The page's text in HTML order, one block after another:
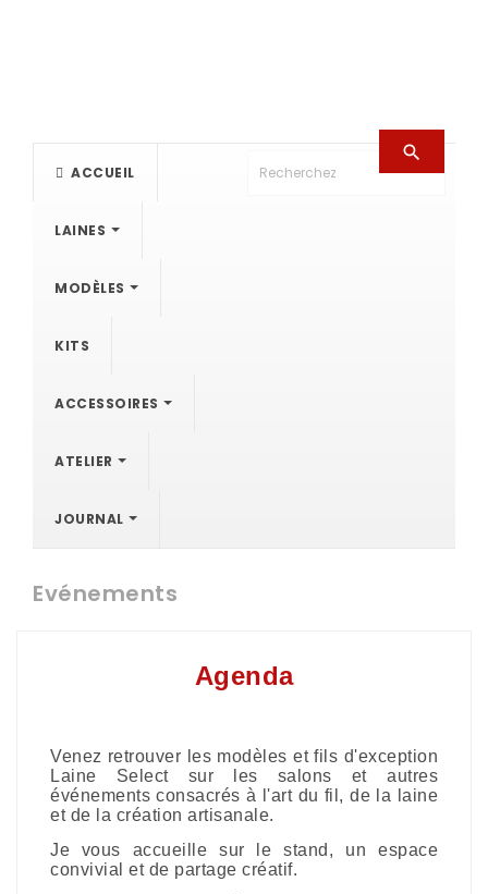
ACCUEIL
LAINES
MODÈLES
KITS
ACCESSOIRES
ATELIER
JOURNAL

Evénements
Agenda
Venez retrouver les modèles et fils d'exception
Laine Select sur les salons et autres
événements consacrés à l'art du fil, de la laine
et de la création artisanale.
Je vous accueille sur le stand, un espace
convivial et de partage créatif.